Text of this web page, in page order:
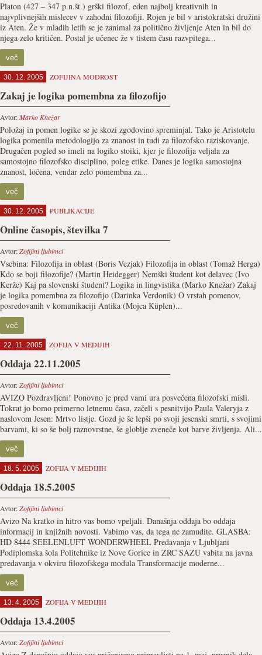
Platon (427 – 347 p.n.št.) grški filozof, eden najbolj kreativnih in
najvplivnejših mislecev v zahodni filozofiji. Rojen je bil v aristokratski družini
iz Aten. Že v mladih letih se je zanimal za politično življenje Aten in bil do
njega zelo kritičen. Postal je učenec že v tistem času razvpitega...
več
30. 12. 2005 ZOFIJINA MODROST
Zakaj je logika pomembna za filozofijo
Avtor:Marko Knežar
Položaj in pomen logike se je skozi zgodovino spreminjal. Tako je Aristotelu
logika pomenila metodologijo za znanost in tudi za filozofsko raziskovanje.
Drugačen pogled so imeli na logiko stoiki, kjer je filozofija veljala za
samostojno filozofsko disciplino, poleg etike. Danes je logika samostojna
znanost, ločena, vendar zelo pomembna za...
več
30. 12. 2005 PUBLIKACIJE
Online časopis, številka 7
Avtor:Zofijini ljubimci
Vsebina: Filozofija in oblast (Boris Vezjak) Filozofija in oblast (Tomaž Herga)
Kdo se boji filozofije? (Martin Heidegger) Nemški študent kot delavec (Ivo
Kerže) Kaj pa slovenski študent? Logika in lingvistika (Marko Knežar) Zakaj
je logika pomembna za filozofijo (Darinka Verdonik) O vrstah pomenov,
posredovanih v komunikaciji Antika (Mojca Küplen)...
več
22. 11. 2005 ZOFIJA V MEDIJIH
Oddaja 22.11.2005
Avtor:Zofijini ljubimci
AVIZO Pozdravljeni! Ponovno je pred vami ura posvečena filozofski misli.
Tokrat jo bomo primerno letnemu času, začeli s pesnitvijo Paula Valeryja z
naslovom Jesen: Mrtvo listje. Gozd je še lepši po svoji jesenski smrti, s svojimi
barvami, ki so še bolj raznovrstne, še globlje zveneče kot barve življenja. Ali...
več
18. 5. 2005 ZOFIJA V MEDIJIH
Oddaja 18.5.2005
Avtor:Zofijini ljubimci
Avizo Na kratko in hitro vas bomo vpeljali. Današnja oddaja bo oddaja
informacij in knjižnih novosti. Vabimo vas, da tega ne zamudite. GLASBA:
HD 8444 SEELENLUFT WONDERWHEEL Predavanja v Ljubljani
Podiplomska šola Politehnike iz Nove Gorice in ZRC SAZU vabita na javna
predavanja v okviru filozofskega modula Transformacije moderne...
več
13. 4. 2005 ZOFIJA V MEDIJIH
Oddaja 13.4.2005
Avtor:Zofijini ljubimci